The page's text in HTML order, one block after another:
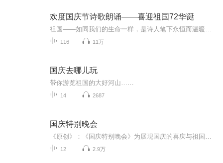
欢度国庆节诗歌朗诵——喜迎祖国72华诞
116 11万
国庆去哪儿玩
带你游览祖国的大好河山……
14 2687
国庆特别晚会
12 2.9万